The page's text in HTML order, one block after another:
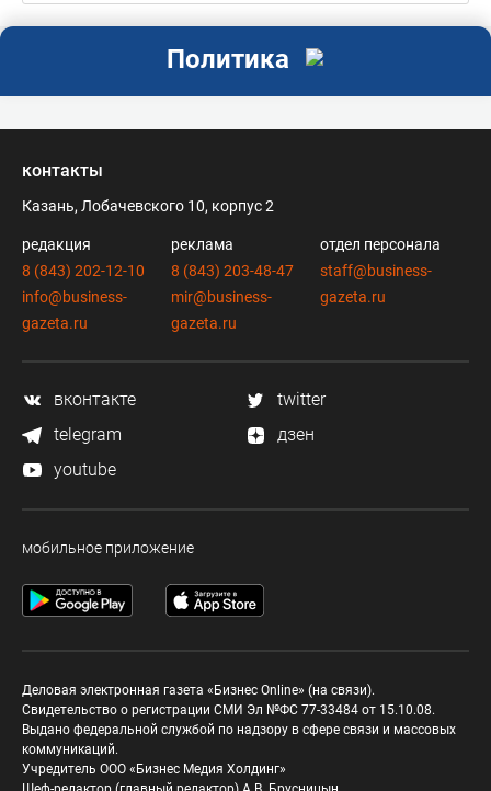
Политика
контакты
Казань, Лобачевского 10, корпус 2
редакция
8 (843) 202-12-10
info@business-
gazeta.ru
реклама
8 (843) 203-48-47
mir@business-
gazeta.ru
отдел персонала
staff@business-
gazeta.ru
вконтакте
twitter
telegram
дзен
youtube
мобильное приложение
Деловая электронная газета «Бизнес Online» (на связи).
Свидетельство о регистрации СМИ Эл №ФС 77-33484 от 15.10.08.
Выдано федеральной службой по надзору в сфере связи и массовых
коммуникаций.
Учредитель ООО «Бизнес Медия Холдинг»